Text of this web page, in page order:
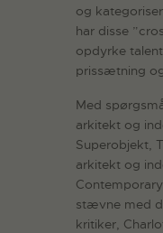
og
har disse
opdyrke
prissætning
Med
arkitekt og
Superobjekt,
arkitekt og
stævne med
kritiker,